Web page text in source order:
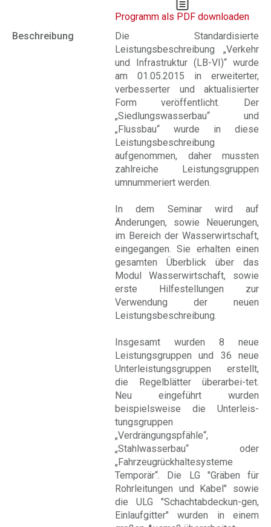
Programm als PDF downloaden
Beschreibung
Die Standardisierte
Leistungsbeschreibung „Verkehr
und Infrastruktur (LB-VI)“ wurde
am 01.05.2015 in erweiterter,
verbesserter und aktualisierter
Form veröffentlicht. Der
„Siedlungswasserbau“ und
„Flussbau“ wurde in diese
Leistungsbeschreibung
aufgenommen, daher mussten
zahlreiche Leistungsgruppen
umnummeriert werden.
In dem Seminar wird auf
Änderungen, sowie Neuerungen,
im Bereich der Wasserwirtschaft,
eingegangen. Sie erhalten einen
gesamten Überblick über das
Modul Wasserwirtschaft, sowie
erste Hilfestellungen zur
Verwendung der neuen
Leistungsbeschreibung.
Insgesamt wurden 8 neue
Leistungsgruppen und 36 neue
Unterleistungsgruppen erstellt,
die Regelblätter überarbei-tet.
Neu eingeführt wurden
beispielsweise die Unterleis-
tungsgruppen
„Verdrängungspfähle“,
„Stahlwasserbau“ oder
„Fahrzeugrückhaltesysteme
Temporär“. Die LG "Gräben für
Rohrleitungen und Kabel" sowie
die ULG "Schachtabdeckun-gen,
Einlaufgitter" wurden in einem